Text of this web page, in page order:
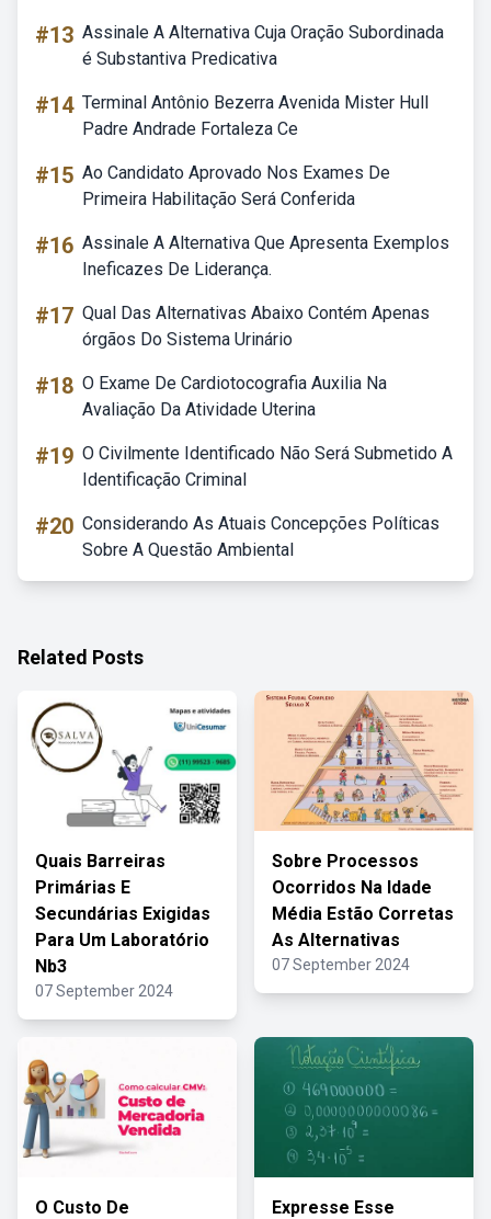
#13 Assinale A Alternativa Cuja Oração Subordinada
é Substantiva Predicativa
#14 Terminal Antônio Bezerra Avenida Mister Hull
Padre Andrade Fortaleza Ce
#15 Ao Candidato Aprovado Nos Exames De
Primeira Habilitação Será Conferida
#16 Assinale A Alternativa Que Apresenta Exemplos
Ineficazes De Liderança.
#17 Qual Das Alternativas Abaixo Contém Apenas
órgãos Do Sistema Urinário
#18 O Exame De Cardiotocografia Auxilia Na
Avaliação Da Atividade Uterina
#19 O Civilmente Identificado Não Será Submetido A
Identificação Criminal
#20 Considerando As Atuais Concepções Políticas
Sobre A Questão Ambiental
Related Posts
Quais Barreiras
Primárias E
Secundárias Exigidas
Para Um Laboratório
Nb3
07 September 2024
Sobre Processos
Ocorridos Na Idade
Média Estão Corretas
As Alternativas
07 September 2024
O Custo De Expresse Esse